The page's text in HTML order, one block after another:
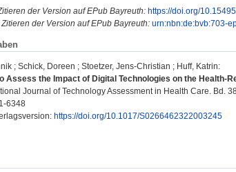
der Version auf EPub Bayreuth: https://doi.org/
der Version auf EPub Bayreuth: urn:nbn:de:bvb:703-
; Schick, Doreen ; Stoetzer, Jens-Christian ; Huff, Katrin:
Assess the Impact of Digital Technologies on the Health-
Journal of Technology Assessment in Health Care. Bd.
6348
https://doi.org/10.1017/S0266462322003245